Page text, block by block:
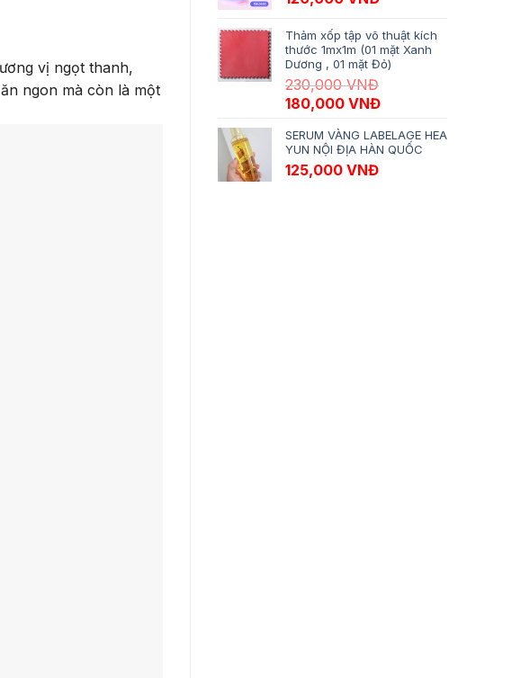
Thảm xốp tập võ thuật kích
thước 1mx1m (01 mặt Xanh
Dương , 01 mặt Đỏ)
230,000VNĐ
Giá gốc là: 230,000 VNĐ.
180,000 VNĐGiá hiện tại là:
SERUM VÀNG LABELAGE HEA
YUN NỘI ĐỊA HÀN QUỐC
125,000 VNĐ
vị ngọt thanh,
ngon mà còn là một